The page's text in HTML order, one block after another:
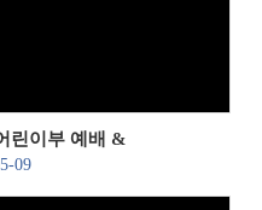
린이부 예배 &
09